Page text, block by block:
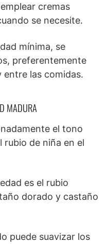
cremas
se necesite.
mínima, se
preferentemente
entre las comidas.
MADURA
el tono
rubio de niña en el
es el rubio
dorado y castaño
puede suavizar los